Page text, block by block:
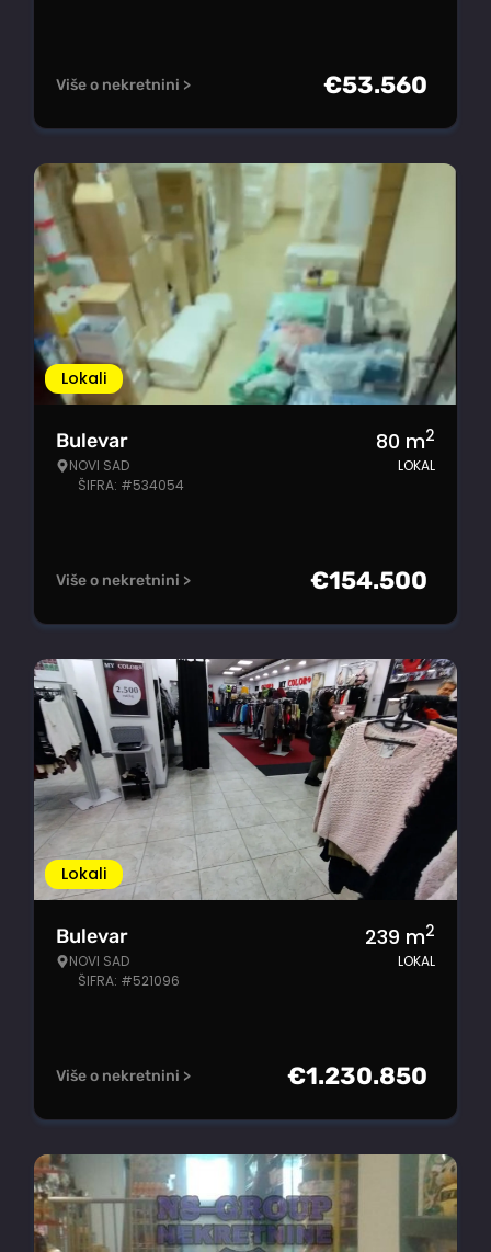
Više o nekretnini > €53.560
Lokali
Bulevar
NOVI SAD
ŠIFRA: #534054
80 m2
LOKAL
Više o nekretnini > €154.500
Lokali
Bulevar
NOVI SAD
ŠIFRA: #521096
239 m2
LOKAL
Više o nekretnini > €1.230.850